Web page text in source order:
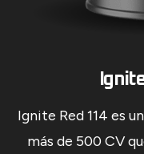
Ignite Red 114 es
más de 500 CV